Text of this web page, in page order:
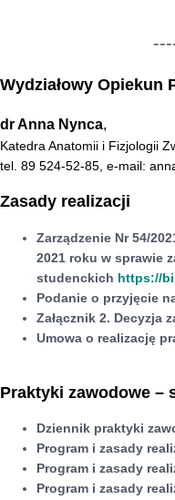
Wydziałowy Opiekun
dr Anna Nynca,
Katedra Anatomii i Fizjologii
tel. 89 524-52-85, e-mail:
Zasady realizacji
Zarządzenie Nr 54/
2021 rokuw sprawie
studenckich https://
Podanie o przyjęcie
Załącznik 2. Decyzja
Umowa o realizację
Praktyki zawodowe –
Dziennik praktyki
Program i zasady
Program i zasady
Program i zasady